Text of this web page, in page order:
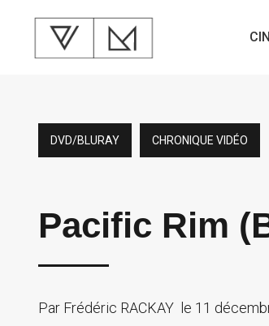
DVD/BLURAY CHRONIQUE VIDÉO
Pacific Rim
Par Frédéric RACKAY le 11